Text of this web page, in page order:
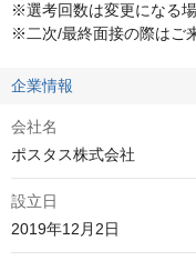
※選考回数は変更になる場
※二次/最終面接の際はご
企業情報
会社名
ポスタス株式会社
設立日
2019年12月2日